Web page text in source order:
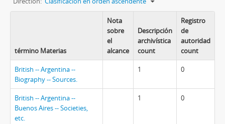
término Materias
Nota
sobre
el
alcance
Descripción
archivística
count
Registro
de
autoridad
count
British -- Argentina --
Biography -- Sources.
1 0
British -- Argentina --
Buenos Aires -- Societies,
etc.
1 0